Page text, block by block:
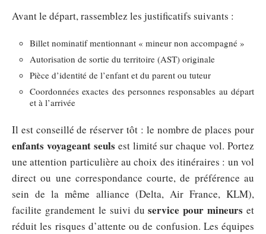
Avant le départ, rassemblez les justificatifs suivants :
Billet nominatif mentionnant « mineur non accompagné »
Autorisation de sortie du territoire (AST) originale
Pièce d’identité de l’enfant et du parent ou tuteur
Coordonnées exactes des personnes responsables au départ
et à l’arrivée
Il est conseillé de réserver tôt : le nombre de places pour
enfants voyageant seuls est limité sur chaque vol. Portez
une attention particulière au choix des itinéraires : un vol
direct ou une correspondance courte, de préférence au
sein de la même alliance (Delta, Air France, KLM),
facilite grandement le suivi duservice pour mineurs et
réduit les risques d’attente ou de confusion. Les équipes